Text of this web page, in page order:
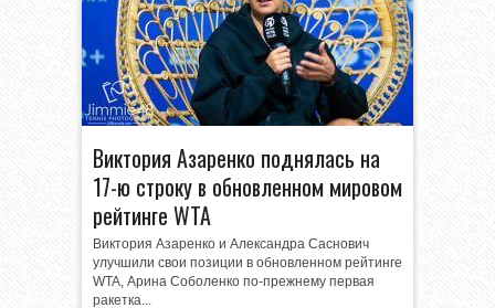
Виктория Азаренко поднялась на
17-ю строку в обновленном мировом
рейтинге WTA
Виктория Азаренко и Александра Саснович
улучшили свои позиции в обновленном рейтинге
WTA, Арина Соболенко по-прежнему первая
ракетка...